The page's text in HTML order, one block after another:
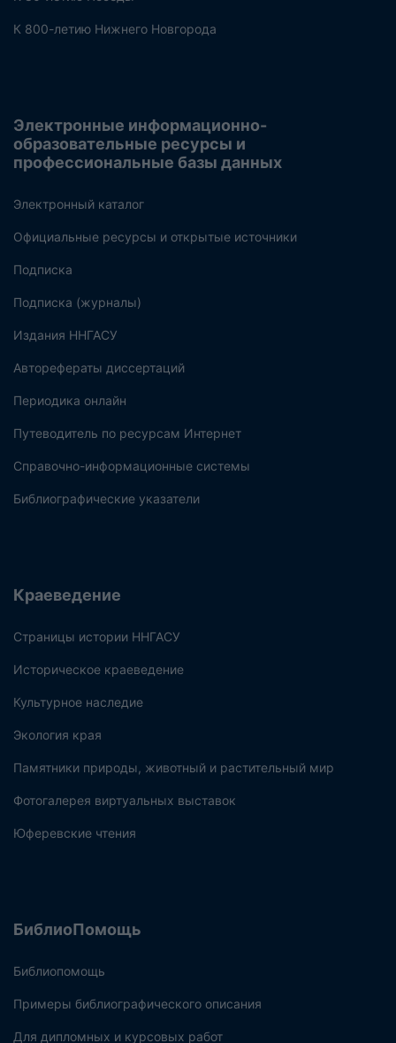
К 800-летию Нижнего Новгорода
Электронные информационно-
образовательные ресурсы и
профессиональные базы данных
Электронный каталог
Официальные ресурсы и открытые источники
Подписка
Подписка (журналы)
Издания ННГАСУ
Авторефераты диссертаций
Периодика онлайн
Путеводитель по ресурсам Интернет
Справочно-информационные системы
Библиографические указатели
Краеведение
Страницы истории ННГАСУ
Историческое краеведение
Культурное наследие
Экология края
Памятники природы, животный и растительный мир
Фотогалерея виртуальных выставок
Юферевские чтения
БиблиоПомощь
Библиопомощь
Примеры библиографического описания
Для дипломных и курсовых работ